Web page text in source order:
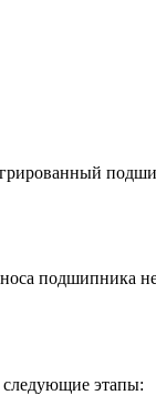
подшипника
следующие этапы: